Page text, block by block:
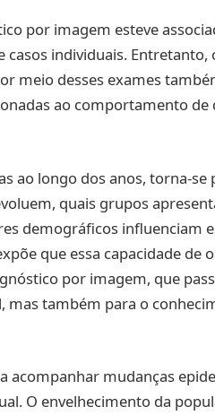
por imagem esteve
casos individuais. Entretanto,
meio desses exames
ao comportamento de
ao longo dos anos, torna-se
quais grupos
demográficos influenciam
que essa capacidade de
por imagem, que
mas também para o
acompanhar mudanças
O envelhecimento da